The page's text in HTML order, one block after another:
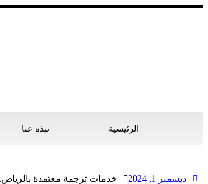
الرئيسية نبذه عنا
ديسمبر 1, 2024 خدمات ترجمة معتمدة بالرياض,